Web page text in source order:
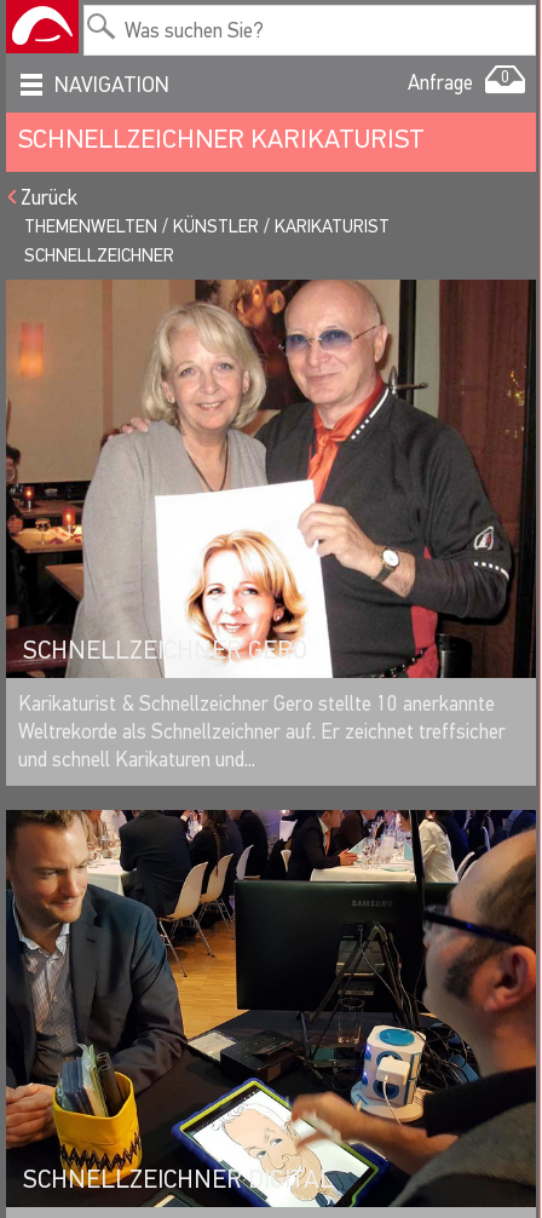
NAVIGATION Anfrage 0
SCHNELLZEICHNER KARIKATURIST
Zurück
THEMENWELTEN KÜNSTLER
KARIKATURIST
SCHNELLZEICHNER
SCHNELLZEICHNER GERO
MERKEN
Karikaturist & Schnellzeichner Gero stellte 10 anerkannte
Weltrekorde als Schnellzeichner auf. Er zeichnet treffsicher
und schnell Karikaturen und...
SCHNELLZEICHNER DIGITAL